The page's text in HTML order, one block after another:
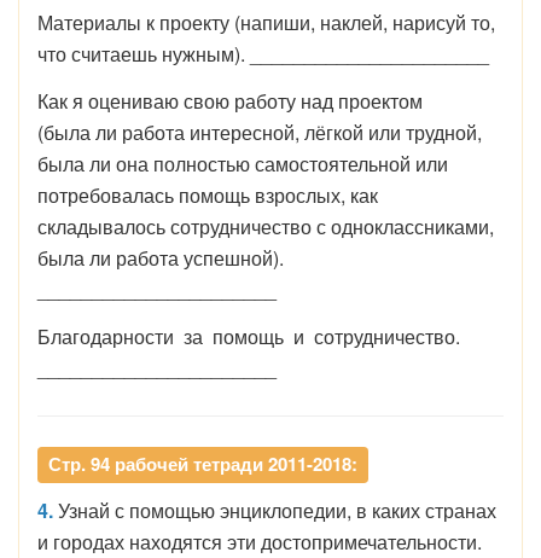
Материалы к проекту (напиши, наклей, нарисуй то,
что считаешь нужным). ______________________
Как я оцениваю свою работу над проектом
(была ли работа интересной, лёгкой или трудной,
была ли она полностью самостоятельной или
потребовалась помощь взрослых, как
складывалось сотрудничество с одноклассниками,
была ли работа успешной).
Благодарности за помощь и сотрудничество.
Стр. 94 рабочей тетради 2011-2018:
4.Узнай с помощью энциклопедии, в каких странах
и городах находятся эти достопримечательности.